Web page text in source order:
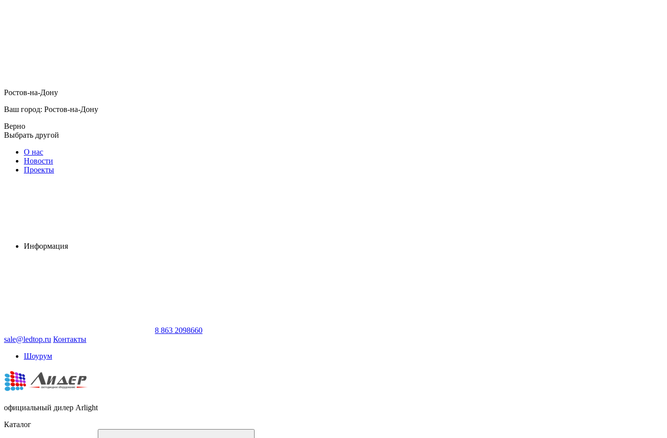
Ростов-на-Дону
Ваш город: Ростов-на-Дону
Верно
Выбрать другой
О нас
Новости
Проекты
Информация
8 863 2098660
sale@ledtop.ru Контакты
Шоурум
официальный дилер Arlight
Каталог